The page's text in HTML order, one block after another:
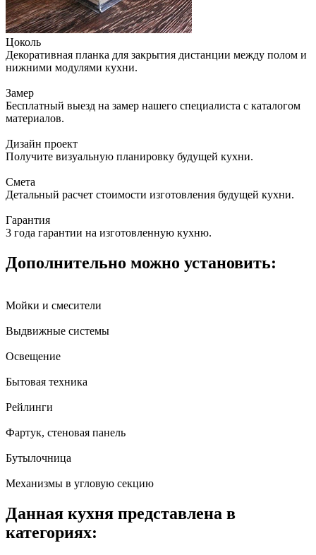
Цоколь
Декоративная планка для закрытия дистанции между полом и
нижними модулями кухни.
Замер
Бесплатный выезд на замер нашего специалиста с каталогом
материалов.
Дизайн проект
Получите визуальную планировку будущей кухни.
Смета
Детальный расчет стоимости изготовления будущей кухни.
Гарантия
3 года гарантии на изготовленную кухню.
Дополнительно можно установить:
Мойки и смесители
Выдвижные системы
Освещение
Бытовая техника
Рейлинги
Фартук, стеновая панель
Бутылочница
Механизмы в угловую секцию
Данная кухня представлена в
категориях: